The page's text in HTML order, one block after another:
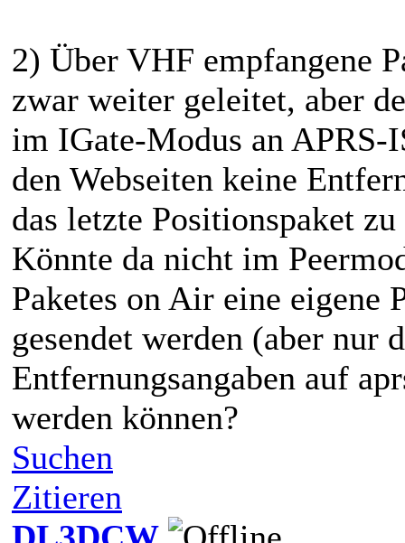
2) Über VHF empfangene
zwar weiter geleitet, aber
im IGate-Modus an APRS-
den Webseiten keine
das letzte Positionspaket
Könnte da nicht im
Paketes on Air eine eigene
gesendet werden (aber nur
Entfernungsangaben auf
werden können?
Suchen
Zitieren